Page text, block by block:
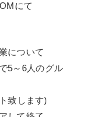
にて
について
5～6人のグル
致します)